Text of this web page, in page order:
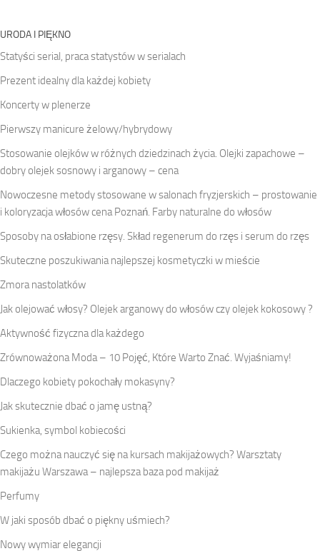
URODA I PIĘKNO
Statyści serial, praca statystów w serialach
Prezent idealny dla każdej kobiety
Koncerty w plenerze
Pierwszy manicure żelowy/hybrydowy
Stosowanie olejków w różnych dziedzinach życia. Olejki zapachowe –
dobry olejek sosnowy i arganowy – cena
Nowoczesne metody stosowane w salonach fryzjerskich – prostowanie
i koloryzacja włosów cena Poznań. Farby naturalne do włosów
Sposoby na osłabione rzęsy. Skład regenerum do rzęs i serum do rzęs
Skuteczne poszukiwania najlepszej kosmetyczki w mieście
Zmora nastolatków
Jak olejować włosy? Olejek arganowy do włosów czy olejek kokosowy ?
Aktywność fizyczna dla każdego
Zrównoważona Moda – 10 Pojęć, Które Warto Znać. Wyjaśniamy!
Dlaczego kobiety pokochały mokasyny?
Jak skutecznie dbać o jamę ustną?
Sukienka, symbol kobiecości
Czego można nauczyć się na kursach makijażowych? Warsztaty
makijażu Warszawa – najlepsza baza pod makijaż
Perfumy
W jaki sposób dbać o piękny uśmiech?
Nowy wymiar elegancji